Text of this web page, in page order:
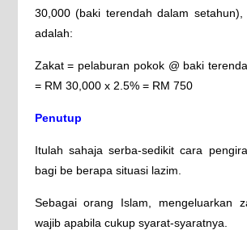
30,000 (baki terendah dalam setahun),
adalah:
Zakat = pelaburan pokok @ baki
= RM 30,000 x 2.5% = RM 750
Penutup
Itulah sahaja serba-sedikit cara
bagi be berapa situasi lazim.
Sebagai orang Islam, mengeluarkan
wajib apabila cukup syarat-syaratnya.